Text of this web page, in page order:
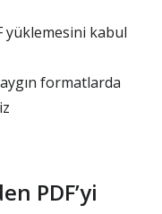
yüklemesini kabul
formatlarda
PDF’yi